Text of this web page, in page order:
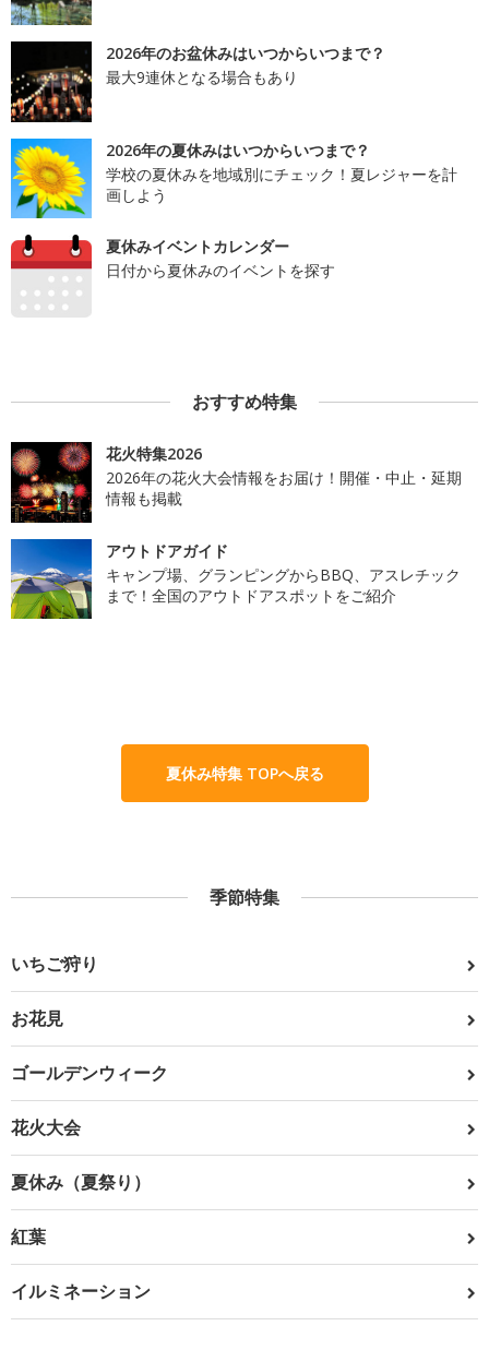
2026年のお盆休みはいつからいつまで？
最大9連休となる場合もあり
2026年の夏休みはいつからいつまで？
学校の夏休みを地域別にチェック！夏レジャーを計
画しよう
夏休みイベントカレンダー
日付から夏休みのイベントを探す
おすすめ特集
花火特集2026
2026年の花火大会情報をお届け！開催・中止・延期
情報も掲載
アウトドアガイド
キャンプ場、グランピングからBBQ、アスレチック
まで！全国のアウトドアスポットをご紹介
夏休み特集 TOPへ戻る
季節特集
いちご狩り
お花見
ゴールデンウィーク
花火大会
夏休み（夏祭り）
紅葉
イルミネーション